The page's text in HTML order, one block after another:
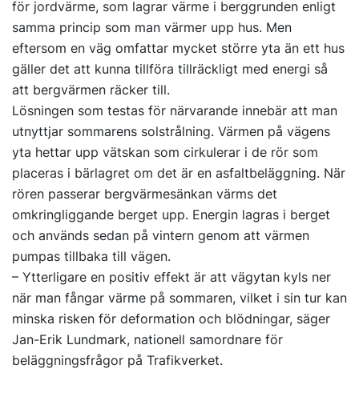
för jordvärme, som lagrar värme i berggrunden enligt
samma princip som man värmer upp hus. Men
eftersom en väg omfattar mycket större yta än ett hus
gäller det att kunna tillföra tillräckligt med energi så
att bergvärmen räcker till.
Lösningen som testas för närvarande innebär att man
utnyttjar sommarens solstrålning. Värmen på vägens
yta hettar upp vätskan som cirkulerar i de rör som
placeras i bärlagret om det är en asfaltbeläggning. När
rören passerar bergvärmesänkan värms det
omkringliggande berget upp. Energin lagras i berget
och används sedan på vintern genom att värmen
pumpas tillbaka till vägen.
– Ytterligare en positiv effekt är att vägytan kyls ner
när man fångar värme på sommaren, vilket i sin tur kan
minska risken för deformation och blödningar, säger
Jan-Erik Lundmark, nationell samordnare för
beläggningsfrågor på Trafikverket.